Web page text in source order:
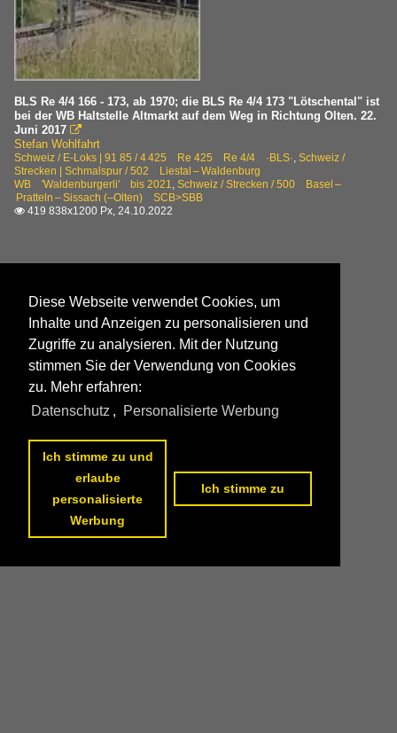
BLS Re 4/4 166 - 173, ab 1970; die BLS Re 4/4 173 "Lötschental" ist
bei der WB Haltstelle Altmarkt auf dem Weg in Richtung Olten. 22.
Juni 2017 
Stefan Wohlfahrt
Schweiz / E-Loks | 91 85 / 4 425 Re 425 Re 4/4 ·BLS·, Schweiz /
Strecken | Schmalspur / 502 Liestal – Waldenburg
WB 'Waldenburgerli' bis 2021, Schweiz / Strecken / 500 Basel –
Pratteln – Sissach (–Olten) SCB>SBB
 419 838x1200 Px, 24.10.2022
Diese Webseite verwendet Cookies, um
Inhalte und Anzeigen zu personalisieren und
Zugriffe zu analysieren. Mit der Nutzung
stimmen Sie der Verwendung von Cookies
zu. Mehr erfahren:
Datenschutz , Personalisierte Werbung
Ich stimme zu und
erlaube
personalisierte
Werbung
Ich stimme zu